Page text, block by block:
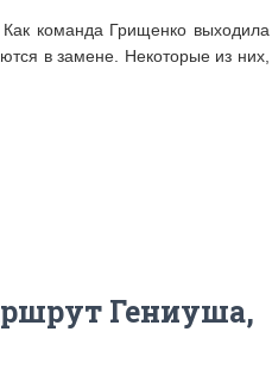
команда Грищенко выходила
в замене. Некоторые из них,
Гениуша,